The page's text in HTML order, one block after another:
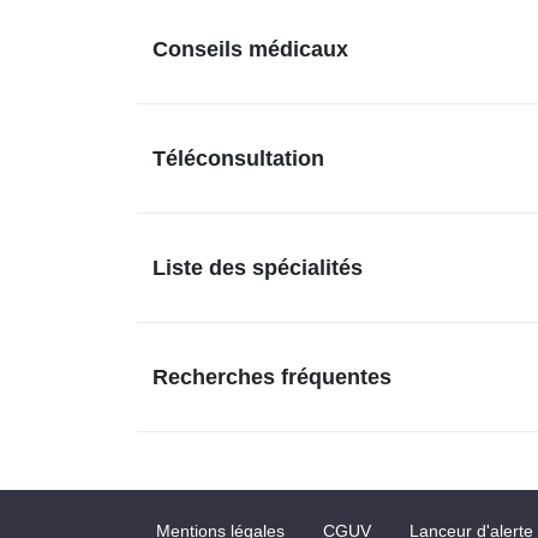
Conseils médicaux
Téléconsultation
Liste des spécialités
Recherches fréquentes
Mentions légales CGUV Lanceur d'alerte